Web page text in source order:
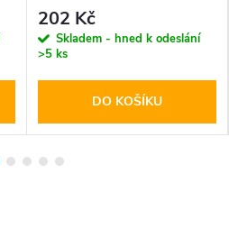
202 Kč
Skladem - hned k odeslání
>5 ks
DO KOŠÍKU